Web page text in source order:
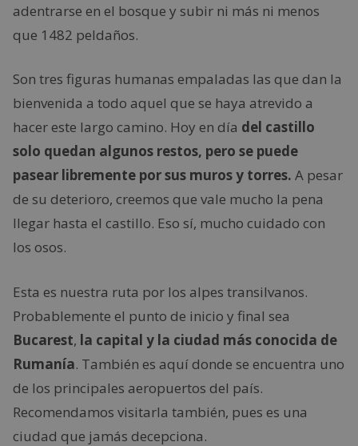
adentrarse en el bosque y subir ni más ni menos
que 1482 peldaños.
Son tres figuras humanas empaladas las que dan la
bienvenida a todo aquel que se haya atrevido a
hacer este largo camino. Hoy en día del castillo
solo quedan algunos restos, pero se puede
pasear libremente por sus muros y torres. A pesar
de su deterioro, creemos que vale mucho la pena
llegar hasta el castillo. Eso sí, mucho cuidado con
los osos.
Esta es nuestra ruta por los alpes transilvanos.
Probablemente el punto de inicio y final sea
Bucarest, la capital y la ciudad más conocida de
Rumanía. También es aquí donde se encuentra uno
de los principales aeropuertos del país.
Recomendamos visitarla también, pues es una
ciudad que jamás decepciona.